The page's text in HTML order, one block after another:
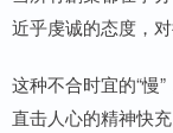
近乎虔诚的态度，
这种不合时宜的“慢
直击人心的精神快充